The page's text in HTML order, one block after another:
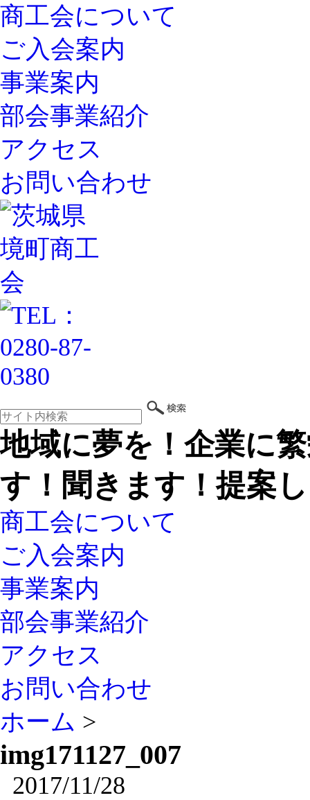
商工会について
ご入会案内
事業案内
部会事業紹介
アクセス
お問い合わせ
地域に夢を！企業に
す！聞きます！提案
商工会について
ご入会案内
事業案内
部会事業紹介
アクセス
お問い合わせ
ホーム >
img171127_007
2017/11/28